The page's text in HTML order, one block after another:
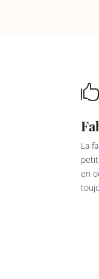

La
en